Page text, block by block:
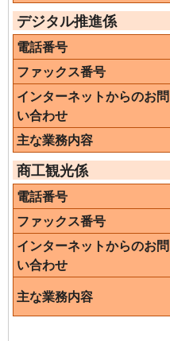
デジタル推進係
電話番号
ファックス番号
インターネットからのお問
い合わせ
主な業務内容
商工観光係
電話番号
ファックス番号
インターネットからのお問
い合わせ
主な業務内容